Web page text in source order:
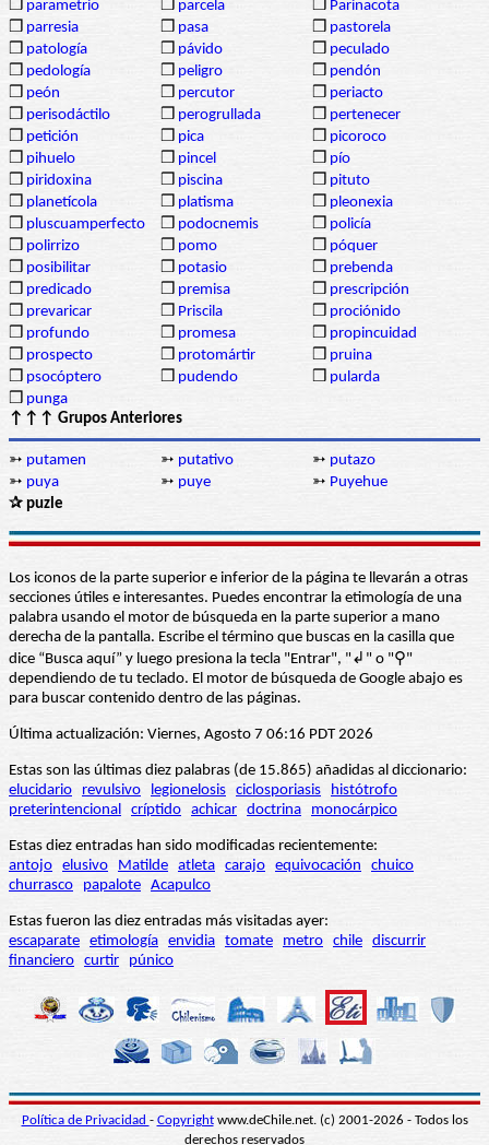
❒ parametrio ❒ parcela ❒ Parinacota
❒ parresia ❒ pasa ❒ pastorela
❒ patología ❒ pávido ❒ peculado
❒ pedología ❒ peligro ❒ pendón
❒ peón ❒ percutor ❒ periacto
❒ perisodáctilo ❒ perogrullada ❒ pertenecer
❒ petición ❒ pica ❒ picoroco
❒ pihuelo ❒ pincel ❒ pío
❒ piridoxina ❒ piscina ❒ pituto
❒ planetícola ❒ platisma ❒ pleonexia
❒ pluscuamperfecto ❒ podocnemis ❒ policía
❒ polirrizo ❒ pomo ❒ póquer
❒ posibilitar ❒ potasio ❒ prebenda
❒ predicado ❒ premisa ❒ prescripción
❒ prevaricar ❒ Priscila ❒ prociónido
❒ profundo ❒ promesa ❒ propincuidad
❒ prospecto ❒ protomártir ❒ pruina
❒ psocóptero ❒ pudendo ❒ pularda
❒ punga
↑↑↑ Grupos Anteriores
➳ putamen ➳ putativo ➳ putazo
➳ puya ➳ puye ➳ Puyehue
✰ puzle
Los iconos de la parte superior e inferior de la página te llevarán a otras
secciones útiles e interesantes. Puedes encontrar la etimología de una
palabra usando el motor de búsqueda en la parte superior a mano
derecha de la pantalla. Escribe el término que buscas en la casilla que
dice “Busca aquí” y luego presiona la tecla "Entrar", "↲" o "⚲"
dependiendo de tu teclado. El motor de búsqueda de Google abajo es
para buscar contenido dentro de las páginas.
Última actualización: Viernes, Agosto 7 06:16 PDT 2026
Estas son las últimas diez palabras (de 15.865) añadidas al diccionario:
elucidario
revulsivo legionelosis ciclosporiasis
histótrofo
preterintencional críptido achicar doctrina monocárpico
Estas diez entradas han sido modificadas recientemente:
antojo elusivo Matilde atleta carajo equivocación
chuico
churrasco
papalote Acapulco
Estas fueron las diez entradas más visitadas ayer:
escaparate etimología envidia tomate metro chile discurrir
financiero curtir púnico
Política de Privacidad - Copyrightwww.deChile.net. (c) 2001-2026 - Todos los
derechos reservados